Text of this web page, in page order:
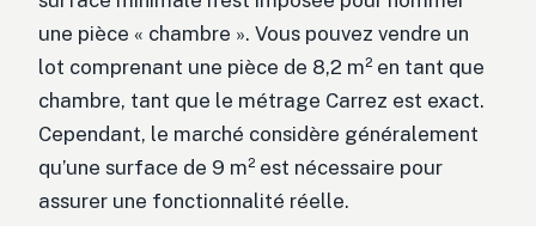
une pièce « chambre ». Vous pouvez vendre un
lot comprenant une pièce de 8,2 m² en tant que
chambre, tant que le métrage Carrez est exact.
Cependant, le marché considère généralement
qu’une surface de 9 m² est nécessaire pour
assurer une fonctionnalité réelle.